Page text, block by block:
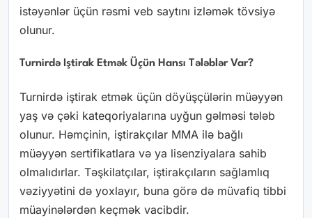
istəyənlər üçün rəsmi veb saytını izləmək tövsiyə
olunur.
Turnirdə Iştirak Etmək Üçün Hansı Tələblər Var?
Turnirdə iştirak etmək üçün döyüşçülərin müəyyən
yaş və çəki kateqoriyalarına uyğun gəlməsi tələb
olunur. Həmçinin, iştirakçılar MMA ilə bağlı
müəyyən sertifikatlara və ya lisenziyalara sahib
olmalıdırlar. Təşkilatçılar, iştirakçıların sağlamlıq
vəziyyətini də yoxlayır, buna görə də müvafiq tibbi
müayinələrdən keçmək vacibdir.